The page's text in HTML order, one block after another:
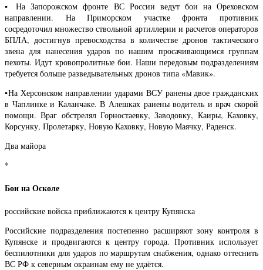
▪️ На Запорожском фронте ВС России ведут бои на Ореховском
направлении. На Приморском участке фронта противник
сосредоточил множество ствольной артиллерии и расчетов операторов
БПЛА, достигнув превосходства в количестве дронов тактического
звена для нанесения ударов по нашим просачивающимся группам
пехоты. Идут кровопролитные бои. Наши передовым подразделениям
требуется больше разведывательных дронов типа «Мавик».
▪️На Херсонском направлении ударами ВСУ ранены двое гражданских
в Чаплинке и Каланчаке. В Алешках ранены водитель и врач скорой
помощи. Враг обстрелял Горностаевку, Заводовку, Каиры, Каховку,
Корсунку, Пролетарку, Новую Каховку, Новую Маячку, Раденск.
Два майора
*
Бои на Осколе
российские войска приближаются к центру Купянска
Российские подразделения постепенно расширяют зону контроля в
Купянске и продвигаются к центру города. Противник использует
беспилотники для ударов по маршрутам снабжения, однако оттеснить
ВС РФ к северным окраинам ему не удаётся.